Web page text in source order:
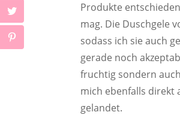
Produkte
mag. Die Duschgele
sodass ich sie auch
gerade noch
fruchtig sondern
mich ebenfalls direkt
gelandet.